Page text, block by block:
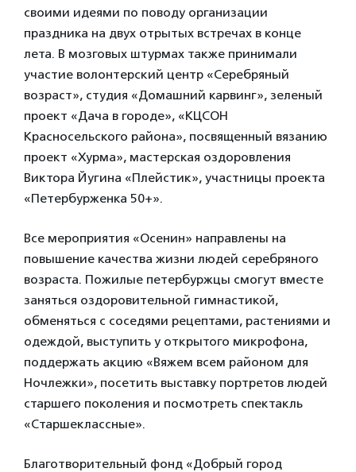
своими идеями по поводу организации
праздника на двух отрытых встречах в конце
лета. В мозговых штурмах также принимали
участие волонтерский центр «Серебряный
возраст», студия «Домашний карвинг», зеленый
проект «Дача в городе», «КЦСОН
Красносельского района», посвященный вязанию
проект «Хурма», мастерская оздоровления
Виктора Йугина «Плейстик», участницы проекта
«Петербурженка 50+».
Все мероприятия «Осенин» направлены на
повышение качества жизни людей серебряного
возраста. Пожилые петербуржцы смогут вместе
заняться оздоровительной гимнастикой,
обменяться с соседями рецептами, растениями и
одеждой, выступить у открытого микрофона,
поддержать акцию «Вяжем всем районом для
Ночлежки», посетить выставку портретов людей
старшего поколения и посмотреть спектакль
«Старшеклассные».
Благотворительный фонд «Добрый город